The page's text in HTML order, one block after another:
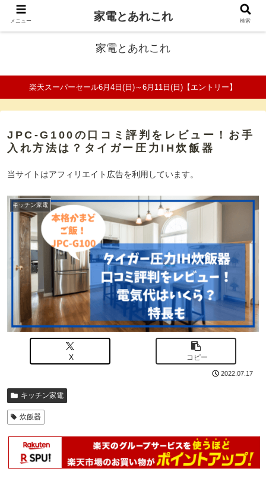
ファミリーの家電口コミ＆比較サイト
家電とあれこれ
楽天スーパーセール6月4日(日)～6月11日(日)【エントリー】
JPC-G100の口コミ評判をレビュー！お手
入れ方法は？タイガー圧力IH炊飯器
当サイトはアフィリエイト広告を利用しています。
キッチン家電
X コピー
2022.07.17
キッチン家電
炊飯器
メニュー 家電とあれこれ 検索